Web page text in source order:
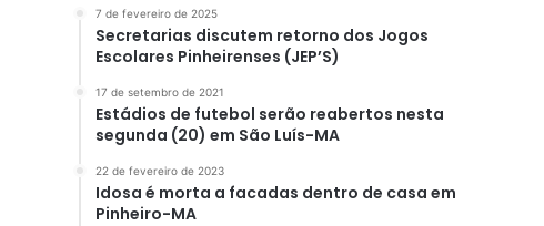
7 de fevereiro de 2025
Secretarias discutem retorno dos Jogos
Escolares Pinheirenses (JEP’S)
17 de setembro de 2021
Estádios de futebol serão reabertos nesta
segunda (20) em São Luís-MA
22 de fevereiro de 2023
Idosa é morta a facadas dentro de casa em
Pinheiro-MA